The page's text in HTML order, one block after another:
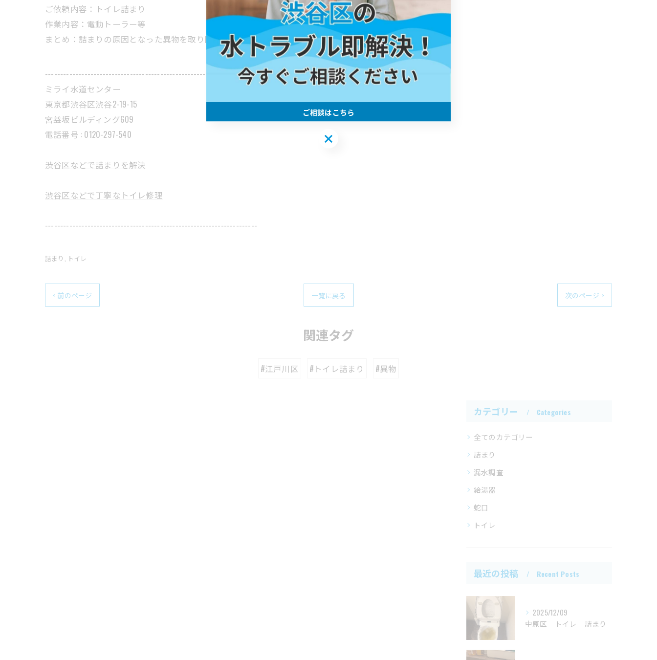
ご依頼内容：トイレ詰まり
作業内容：電動トーラー等
まとめ：詰まりの原因となった異物を取り除き、無事詰まり解消しました
----------------------------------------------------------------------
ミライ水道センター
東京都渋谷区渋谷2-19-15
宮益坂ビルディング609
電話番号 : 0120-297-540
渋谷区などで詰まりを解決
渋谷区などで丁寧なトイレ修理
----------------------------------------------------------------------
詰まり トイレ
< 前のページ 一覧に戻る 次のページ >
関連タグ
#江戸川区 #トイレ詰まり #異物
カテゴリー Categories
全てのカテゴリー
詰まり
漏水調査
給湯器
蛇口
トイレ
最近の投稿 Recent Posts
2025/12/09
中原区 トイレ 詰まり
ご相談はこちら
ご相談はこちら